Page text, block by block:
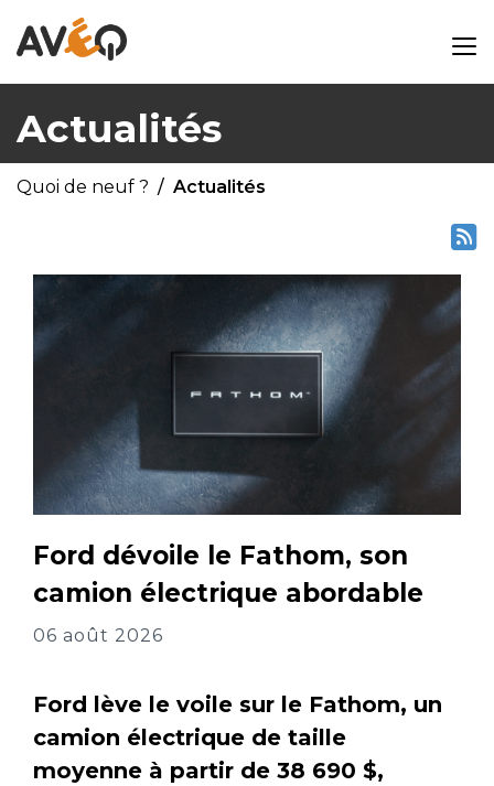
Actualités
Quoi de neuf ? Actualités
Ford dévoile le Fathom, son
camion électrique abordable
06 août 2026
Ford lève le voile sur le Fathom, un
camion électrique de taille
moyenne à partir de 38 690 $,